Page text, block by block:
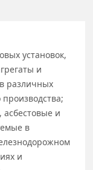
установок,
и
различных
и
в
и